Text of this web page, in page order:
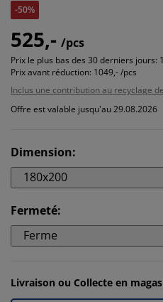
-50%
525,- /pcs
Prix le plus bas des 30 derniers jours:
Prix avant réduction: 1049,- /pcs
Inclus une contribution au recyclage
Offre est valable jusqu'au 29.08.2026
Dimension:
180x200
Fermeté:
Ferme
Livraison ou Collecte en